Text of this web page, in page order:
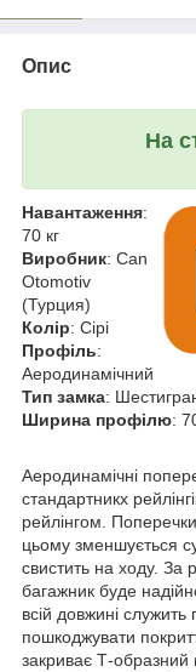
Опис
На
Навантаження:
70 кг
Виробник: Can
Otomotiv
(Турция)
Колір: Сірі
Профіль:
Аеродинамічний
Тип замка:
Ширина профілю:
Аеродинамічні
стандартникх
рейлінгом.
цьому зменшується
свистить на ходу. За
багажник буде
всій довжині
пошкоджувати
закриває Т-образний